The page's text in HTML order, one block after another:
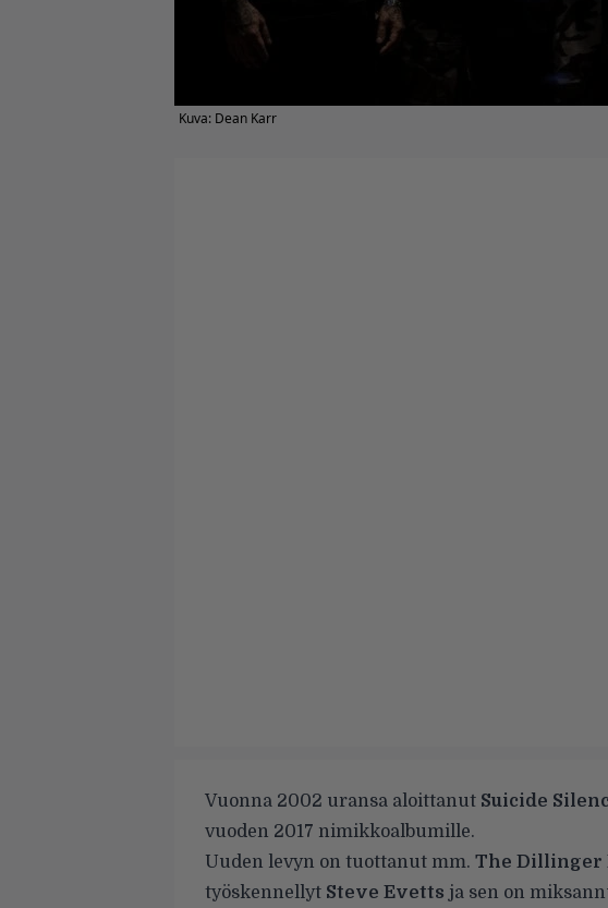
Kuva: Dean Karr
Vuonna 2002 uransa aloittanut Suicide
vuoden 2017 nimikkoalbumille.
Uuden levyn on tuottanut mm. The Dillinger
työskennellyt Steve Evetts ja sen on